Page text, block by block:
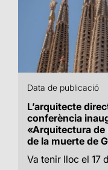
Data de publicació
L’arquitecte
conferència
«Arquitectura de
de la muerte de
Va tenir lloc el 17